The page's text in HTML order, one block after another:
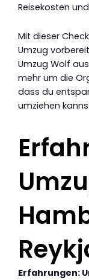
Reisekosten
Mit dieser
Umzug
Umzug Wolf
mehr um die
dass du
umziehen
Erfahrungen: